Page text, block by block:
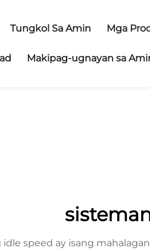
Tungkol Sa Amin Mga
Makipag-ugnayan sa
speed ay isang